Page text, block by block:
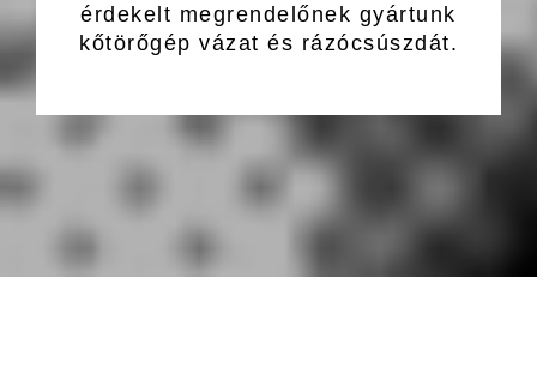
érdekelt megrendelőnek gyártunk
kőtörőgép vázat és rázócsúszdát.